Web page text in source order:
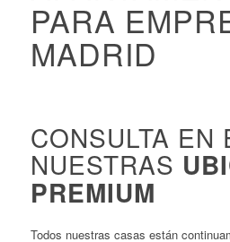
PARA
MADRID
CONSULTA EN
NUESTRAS
PREMIUM
Todos nuestras casas están